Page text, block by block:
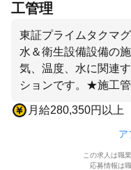
工管理
東証プライムタクマ
水＆衛生設備設備の
気、温度、水に関連
ションです。★施工
月給280,350円以上
ア
この求人は職
応募情報は